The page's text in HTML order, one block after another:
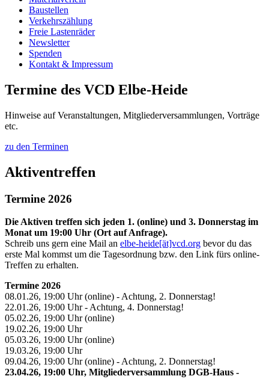
Baustellen
Verkehrszählung
Freie Lastenräder
Newsletter
Spenden
Kontakt & Impressum
Termine des VCD Elbe-Heide
Hinweise auf Veranstaltungen, Mitgliederversammlungen, Vorträge
etc.
zu den Terminen
Aktiventreffen
Termine 2026
Die Aktiven treffen sich jeden 1. (online) und 3. Donnerstag im
Monat um 19:00 Uhr (Ort auf Anfrage).
Schreib uns gern eine Mail an elbe-heide[ät]vcd.org bevor du das
erste Mal kommst um die Tagesordnung bzw. den Link fürs online-
Treffen zu erhalten.
Termine 2026
08.01.26, 19:00 Uhr (online) - Achtung, 2. Donnerstag!
22.01.26, 19:00 Uhr - Achtung, 4. Donnerstag!
05.02.26, 19:00 Uhr (online)
19.02.26, 19:00 Uhr
05.03.26, 19:00 Uhr (online)
19.03.26, 19:00 Uhr
09.04.26, 19:00 Uhr (online) - Achtung, 2. Donnerstag!
23.04.26, 19:00 Uhr, Mitgliederversammlung DGB-Haus -